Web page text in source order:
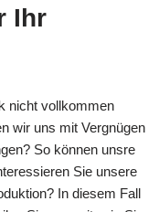
Ihr
nicht vollkommen
wir uns mit Vergnügen
So können unsre
Sie unsere
In diesem Fall